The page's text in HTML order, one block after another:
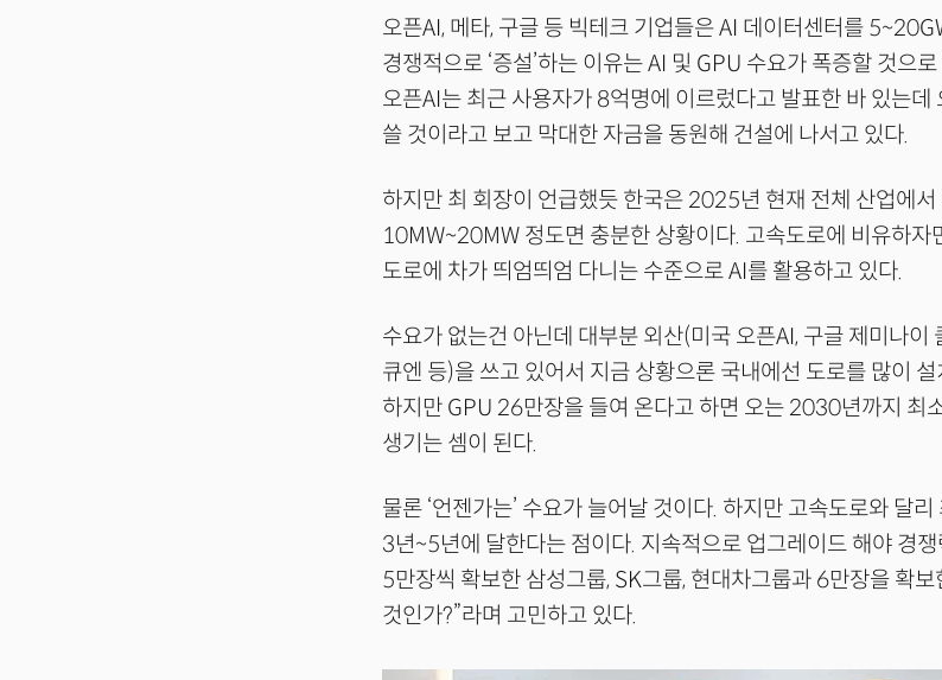
오픈AI, 메타, 구글 등 빅테크 기업들은 AI 데이터센터를
경쟁적으로 ‘증설’하는 이유는 AI 및 GPU 수요가 폭증할 것으
오픈AI는 최근 사용자가 8억명에 이르렀다고 발표한 바 있는
쓸 것이라고 보고 막대한 자금을 동원해 건설에 나서고 있다.
하지만 최 회장이 언급했듯 한국은 2025년 현재 전체 산업에
10MW~20MW 정도면 충분한 상황이다. 고속도로에 비유하자
도로에 차가 띄엄띄엄 다니는 수준으로 AI를 활용하고 있다.
수요가 없는건 아닌데 대부분 외산(미국 오픈AI, 구글 제미나이
큐엔 등)을 쓰고 있어서 지금 상황으론 국내에선 도로를 많이
하지만 GPU 26만장을 들여 온다고 하면 오는 2030년까지 최
생기는 셈이 된다.
물론 ‘언젠가는’ 수요가 늘어날 것이다. 하지만 고속도로와 달
3년~5년에 달한다는 점이다. 지속적으로 업그레이드 해야 경
5만장씩 확보한 삼성그룹, SK그룹, 현대차그룹과 6만장을 확
것인가?”라며 고민하고 있다.